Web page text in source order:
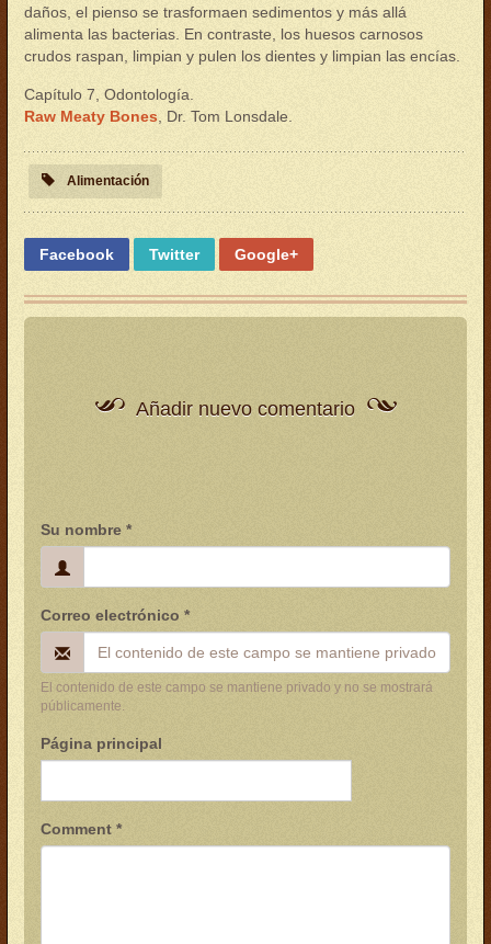
daños, el pienso se trasformaen sedimentos y más allá
alimenta las bacterias. En contraste, los huesos carnosos
crudos raspan, limpian y pulen los dientes y limpian las encías.
Capítulo 7, Odontología.
Raw Meaty Bones , Dr. Tom Lonsdale.
Alimentación
Facebook Twitter Google+
Añadir nuevo comentario
Su nombre *
Correo electrónico *
El contenido de este campo se mantiene privado y no se mostrará
públicamente.
Página principal
Comment *